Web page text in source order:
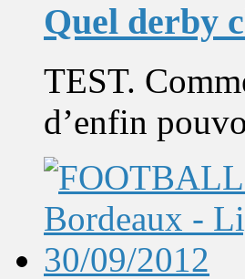
Quel derby
TEST.
d’enfin